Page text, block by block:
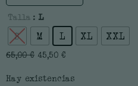
Talla : L
S
M L XL
XXL
65,00€ 45,50 €
Hay existencias